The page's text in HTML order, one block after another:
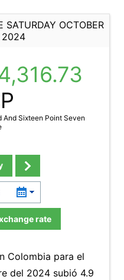
SATURDAY OCTOBER
2024
And Sixteen Point Seven
rate
Colombia para el
del 2024 subió 4.9